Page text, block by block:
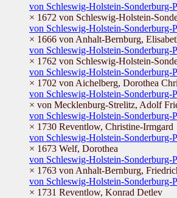
von Schleswig-Holstein-Sonderburg-
× 1672 von Schleswig-Holstein-
von Schleswig-Holstein-Sonderburg-
× 1666 von Anhalt-Bernburg,
von Schleswig-Holstein-Sonderburg-
× 1762 von Schleswig-Holstein-
von Schleswig-Holstein-Sonderburg-
× 1702 von Aichelberg, Dorothea
von Schleswig-Holstein-Sonderburg-
× von Mecklenburg-Strelitz, Adolf
von Schleswig-Holstein-Sonderburg-
× 1730 Reventlow, Christine-Irmgard
von Schleswig-Holstein-Sonderburg-
× 1673 Welf, Dorothea
von Schleswig-Holstein-Sonderburg-
× 1763 von Anhalt-Bernburg,
von Schleswig-Holstein-Sonderburg-
× 1731 Reventlow, Konrad Detlev